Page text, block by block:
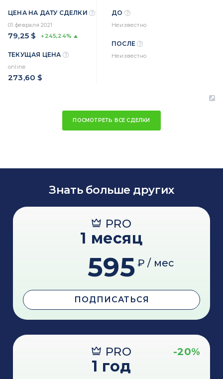
ЦЕНА НА ДАТУ СДЕЛКИ
01 февраля 2021
79,25 $ +245,24%
ТЕКУЩАЯ ЦЕНА
online
273,60 $
ДО
Неизвестно
ПОСЛЕ
Неизвестно
ПОСМОТРЕТЬ ВСЕ СДЕЛКИ
Знать больше других
PRO
1 месяц
595 ₽ / мес
ПОДПИСАТЬСЯ
PRO -20%
1 год